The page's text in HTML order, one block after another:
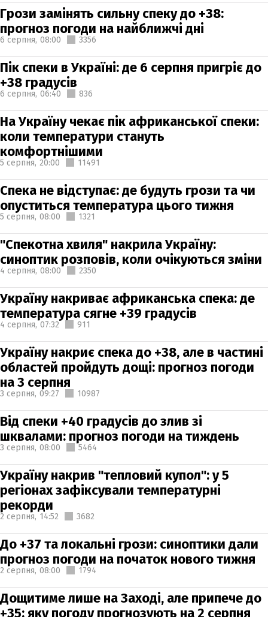
Грози замінять сильну спеку до +38:
прогноз погоди на найближчі дні
6 серпня, 08:00 3356
Пік спеки в Україні: де 6 серпня пригріє до
+38 градусів
6 серпня, 06:40 836
На Україну чекає пік африканської спеки:
коли температури стануть
комфортнішими
5 серпня, 20:00 11491
Спека не відступає: де будуть грози та чи
опуститься температура цього тижня
5 серпня, 08:00 1321
"Спекотна хвиля" накрила Україну:
синоптик розповів, коли очікуються зміни
4 серпня, 08:00 2350
Україну накриває африканська спека: де
температура сягне +39 градусів
4 серпня, 07:32 911
Україну накриє спека до +38, але в частині
областей пройдуть дощі: прогноз погоди
на 3 серпня
3 серпня, 09:27 10987
Від спеки +40 градусів до злив зі
шквалами: прогноз погоди на тиждень
3 серпня, 08:00 5464
Україну накрив "тепловий купол": у 5
регіонах зафіксували температурні
рекорди
2 серпня, 14:52 3682
До +37 та локальні грози: синоптики дали
прогноз погоди на початок нового тижня
2 серпня, 08:00 1794
Дощитиме лише на Заході, але припече до
+35: яку погоду прогнозують на 2 серпня